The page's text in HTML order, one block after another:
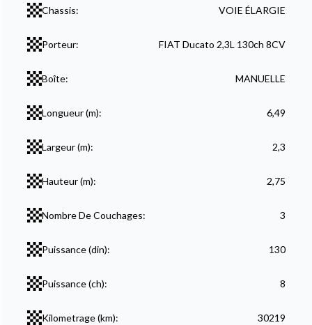
Chassis: VOIE ÉLARGIE
Porteur: FIAT Ducato 2,3L 130ch 8CV
Boîte: MANUELLE
Longueur (m): 6,49
Largeur (m): 2,3
Hauteur (m): 2,75
Nombre De Couchages: 3
Puissance (din): 130
Puissance (ch): 8
Kilometrage (km): 30219